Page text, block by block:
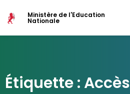
Ministère de l'Education
Nationale
Étiquette : Accès